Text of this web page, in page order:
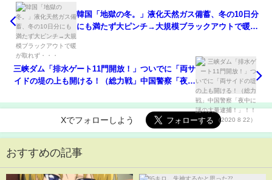
韓国「地獄の冬。」液化天然ガス備蓄、冬の10日分
にも満たず大ピンチ→大規模ブラックアウトで暖が
三峡ダム「排水ゲート11門開放！」ついでに「両サ
イドの堤の上も開ける！（総力戦」中国警察「夜中
Xでフォローしよう
おすすめの記事